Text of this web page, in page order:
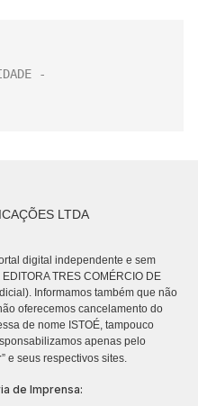
LTDA
digital independente e sem
TRES COMÉRCIO DE
Informamos também que não
oferecemos cancelamento do
de nome ISTOÉ, tampouco
apenas pelo
” e seus respectivos sites.
de Imprensa: